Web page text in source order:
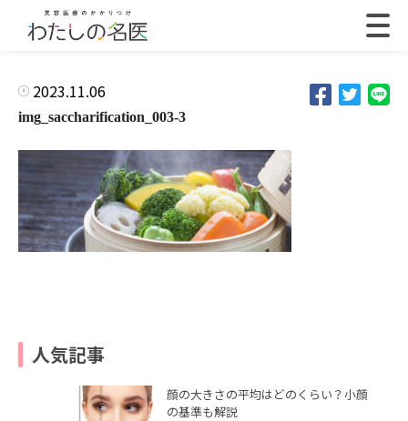
2023.11.06
img_saccharification_003-3
人気記事
顔の大きさの平均はどのくらい？小顔
の基準も解説